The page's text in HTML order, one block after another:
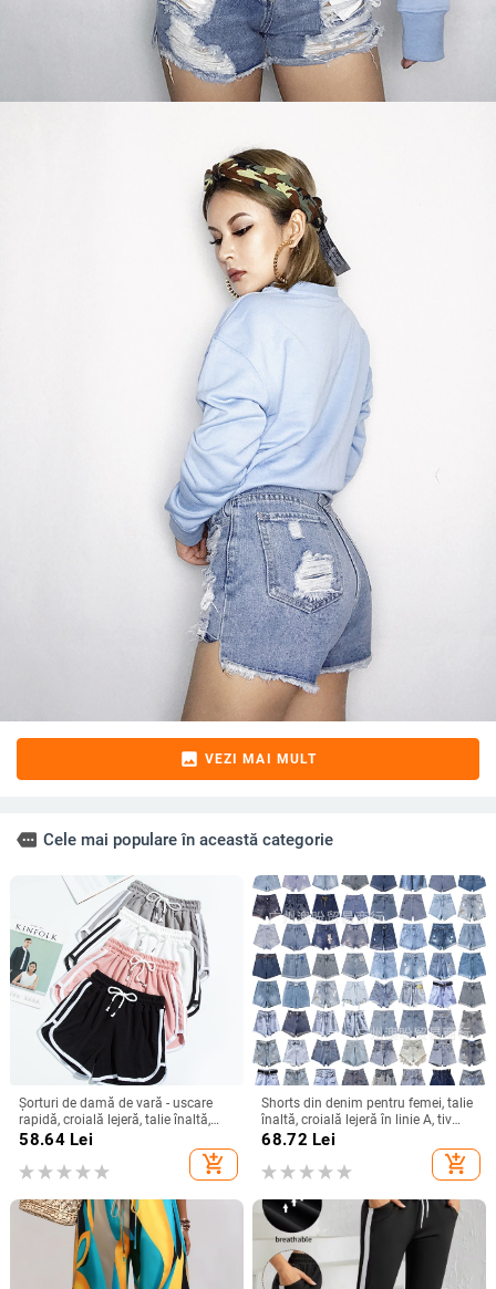
image VEZI MAI MULT
more Cele mai populare în această categorie
Șorturi de damă de vară - uscare
rapidă, croială lejeră, talie înaltă,
largi, pentru fitness și relaxare, Plus
58.64Lei
add_shopping_cart
Shorts din denim pentru femei, talie
înaltă, croială lejeră în linie A, tiv
franjat, ultra-scurți, vară 2025
68.72 Lei
add_shopping_cart